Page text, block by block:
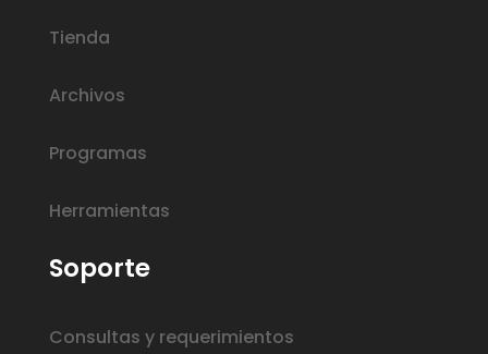
Tienda
Archivos
Programas
Herramientas
Soporte
Consultas y requerimientos